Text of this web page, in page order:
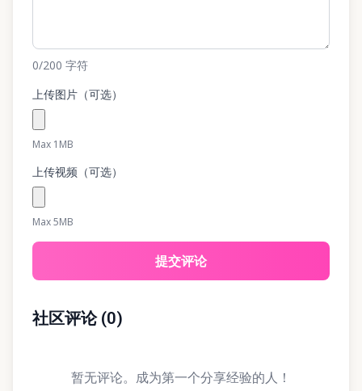
0/200 字符
上传图片（可选）
Max 1MB
上传视频（可选）
Max 5MB
提交评论
社区评论(0)
暂无评论。成为第一个分享经验的人！